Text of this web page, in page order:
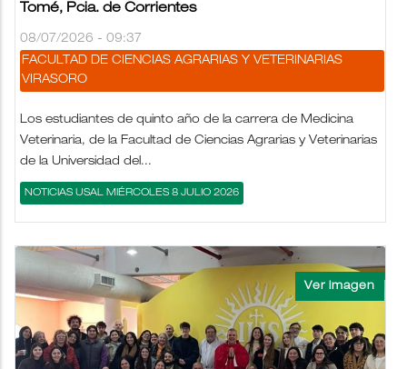
Tomé, Pcia. de Corrientes
08/07/2026 - 09:37
FACULTAD DE CIENCIAS AGRARIAS Y VETERINARIAS
VIRASORO
Los estudiantes de quinto año de la carrera de Medicina
Veterinaria, de la Facultad de Ciencias Agrarias y Veterinarias
de la Universidad del...
NOTICIAS USAL MIÉRCOLES 8 JULIO 2026